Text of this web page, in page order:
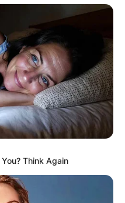
Think Again